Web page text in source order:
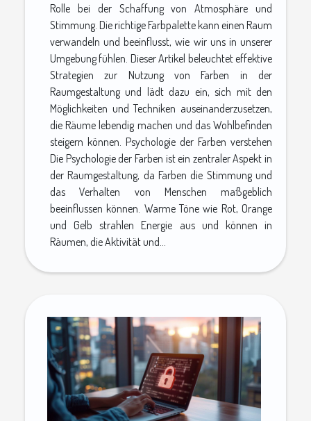
Rolle bei der Schaffung von Atmosphäre und
Stimmung. Die richtige Farbpalette kann einen Raum
verwandeln und beeinflusst, wie wir uns in unserer
Umgebung fühlen. Dieser Artikel beleuchtet effektive
Strategien zur Nutzung von Farben in der
Raumgestaltung und lädt dazu ein, sich mit den
Möglichkeiten und Techniken auseinanderzusetzen,
die Räume lebendig machen und das Wohlbefinden
steigern können. Psychologie der Farben verstehen
Die Psychologie der Farben ist ein zentraler Aspekt in
der Raumgestaltung, da Farben die Stimmung und
das Verhalten von Menschen maßgeblich
beeinflussen können. Warme Töne wie Rot, Orange
und Gelb strahlen Energie aus und können in
Räumen, die Aktivität und...